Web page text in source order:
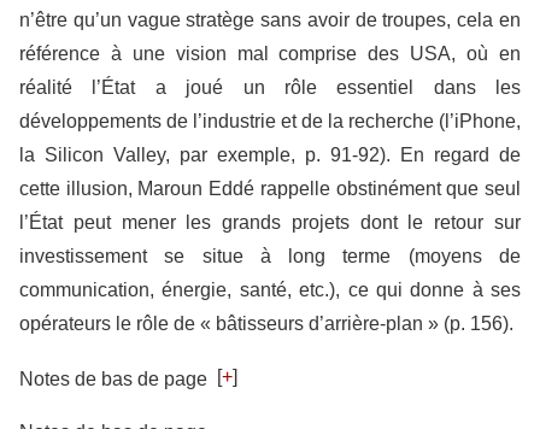
n’être qu’un vague stratège sans avoir de troupes, cela en
référence à une vision mal comprise des USA, où en
réalité l’État a joué un rôle essentiel dans les
développements de l’industrie et de la recherche (l’iPhone,
la Silicon Valley, par exemple, p. 91-92). En regard de
cette illusion, Maroun Eddé rappelle obstinément que seul
l’État peut mener les grands projets dont le retour sur
investissement se situe à long terme (moyens de
communication, énergie, santé, etc.), ce qui donne à ses
opérateurs le rôle de « bâtisseurs d’arrière-plan » (p. 156).
Notes de bas de page [+]